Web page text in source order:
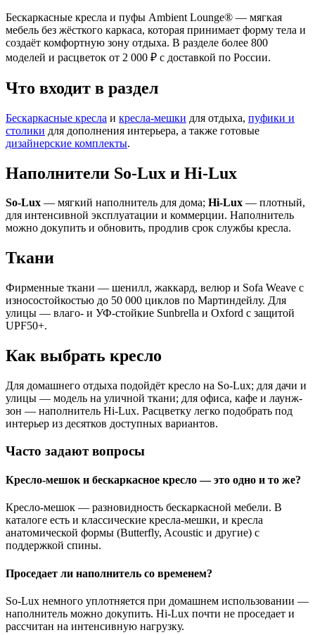
Бескаркасные кресла и пуфы Ambient Lounge® — мягкая
мебель без жёсткого каркаса, которая принимает форму тела и
создаёт комфортную зону отдыха. В разделе более 800
моделей и расцветок от 2 000 ₽ с доставкой по России.
Что входит в раздел
Бескаркасные кресла и кресла-мешки для отдыха, пуфики и
столики для дополнения интерьера, а также готовые
дизайнерские комплекты.
Наполнители So-Lux и Hi-Lux
So-Lux — мягкий наполнитель для дома; Hi-Lux — плотный,
для интенсивной эксплуатации и коммерции. Наполнитель
можно докупить и обновить, продлив срок службы кресла.
Ткани
Фирменные ткани — шенилл, жаккард, велюр и Sofa Weave с
износостойкостью до 50 000 циклов по Мартиндейлу. Для
улицы — влаго- и УФ-стойкие Sunbrella и Oxford с защитой
UPF50+.
Как выбрать кресло
Для домашнего отдыха подойдёт кресло на So-Lux; для дачи и
улицы — модель на уличной ткани; для офиса, кафе и лаунж-
зон — наполнитель Hi-Lux. Расцветку легко подобрать под
интерьер из десятков доступных вариантов.
Часто задают вопросы
Кресло-мешок и бескаркасное кресло — это одно и то же?
Кресло-мешок — разновидность бескаркасной мебели. В
каталоге есть и классические кресла-мешки, и кресла
анатомической формы (Butterfly, Acoustic и другие) с
поддержкой спины.
Проседает ли наполнитель со временем?
So-Lux немного уплотняется при домашнем использовании —
наполнитель можно докупить. Hi-Lux почти не проседает и
рассчитан на интенсивную нагрузку.